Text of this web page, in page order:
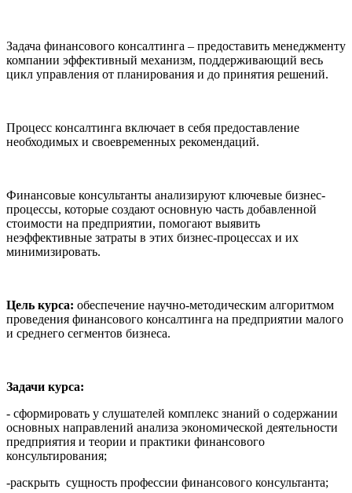
Задача финансового консалтинга – предоставить менеджменту
компании эффективный механизм, поддерживающий весь
цикл управления от планирования и до принятия решений.
Процесс консалтинга включает в себя предоставление
необходимых и своевременных рекомендаций.
Финансовые консультанты анализируют ключевые бизнес-
процессы, которые создают основную часть добавленной
стоимости на предприятии, помогают выявить
неэффективные затраты в этих бизнес-процессах и их
минимизировать.
Цель курса: обеспечение научно-методическим алгоритмом
проведения финансового консалтинга на предприятии малого
и среднего сегментов бизнеса.
Задачи курса:
- сформировать у слушателей комплекс знаний о содержании
основных направлений анализа экономической деятельности
предприятия и теории и практики финансового
консультирования;
-раскрыть сущность профессии финансового консультанта;